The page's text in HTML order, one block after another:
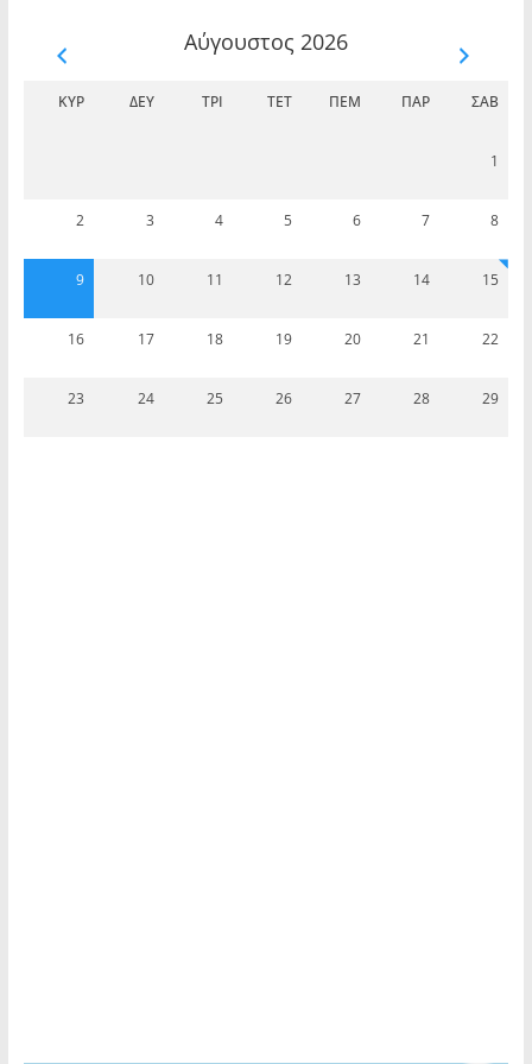
του Θεάτρου Βράχων
πρόσληψης προσωπικού ορισμένου χρόνου”.
Αύγουστος 2026
ΚΥΡ ΔΕΥ ΤΡΊ ΤΕΤ ΠΈΜ ΠΑΡ ΣΆΒ
1
2 3 4 5 6 7 8
9 10 11 12 13 14 15
16 17 18 19 20 21 22
23 24 25 26 27 28 29